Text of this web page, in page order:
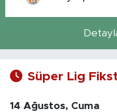
Süper Lig
14 Ağustos, Cuma